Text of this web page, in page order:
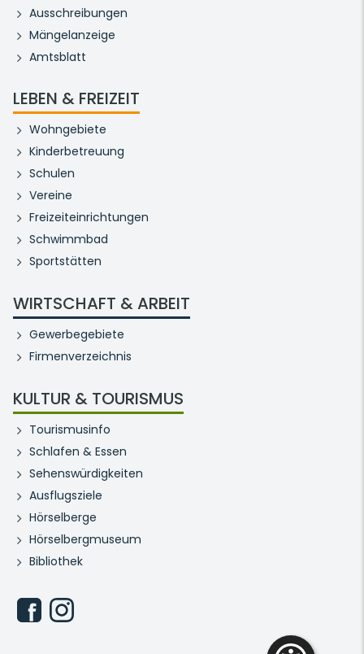
Ausschreibungen
Mängelanzeige
Amtsblatt
LEBEN & FREIZEIT
Wohngebiete
Kinderbetreuung
Schulen
Vereine
Freizeiteinrichtungen
Schwimmbad
Sportstätten
WIRTSCHAFT & ARBEIT
Gewerbegebiete
Firmenverzeichnis
KULTUR & TOURISMUS
Tourismusinfo
Schlafen & Essen
Sehenswürdigkeiten
Ausflugsziele
Hörselberge
Hörselbergmuseum
Bibliothek